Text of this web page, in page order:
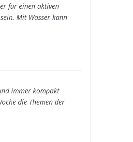
für einen aktiven
Mit Wasser kann
immer kompakt
die Themen der